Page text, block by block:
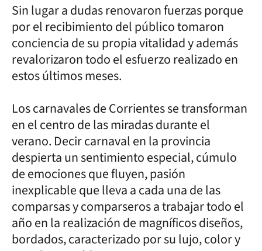
Sin lugar a dudas renovaron fuerzas porque
por el recibimiento del público tomaron
conciencia de su propia vitalidad y además
revalorizaron todo el esfuerzo realizado en
estos últimos meses.
Los carnavales de Corrientes se transforman
en el centro de las miradas durante el
verano. Decir carnaval en la provincia
despierta un sentimiento especial, cúmulo
de emociones que fluyen, pasión
inexplicable que lleva a cada una de las
comparsas y comparseros a trabajar todo el
año en la realización de magníficos diseños,
bordados, caracterizado por su lujo, color y